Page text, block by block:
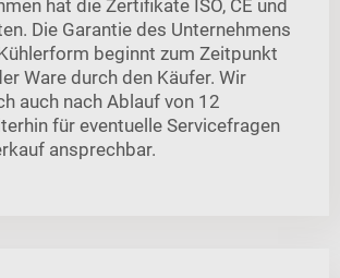
hat die Zertifikate ISO, CE und
Die Garantie des Unternehmens
beginnt zum Zeitpunkt
Ware durch den Käufer. Wir
auch nach Ablauf von 12
für eventuelle Servicefragen
ansprechbar.